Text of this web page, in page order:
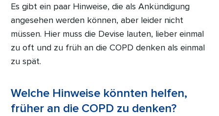
Es gibt ein paar Hinweise, die als Ankündigung
angesehen werden können, aber leider nicht
müssen. Hier muss die Devise lauten, lieber einmal
zu oft und zu früh an die COPD denken als einmal
zu spät.
Welche Hinweise könnten helfen,
früher an die COPD zu denken?